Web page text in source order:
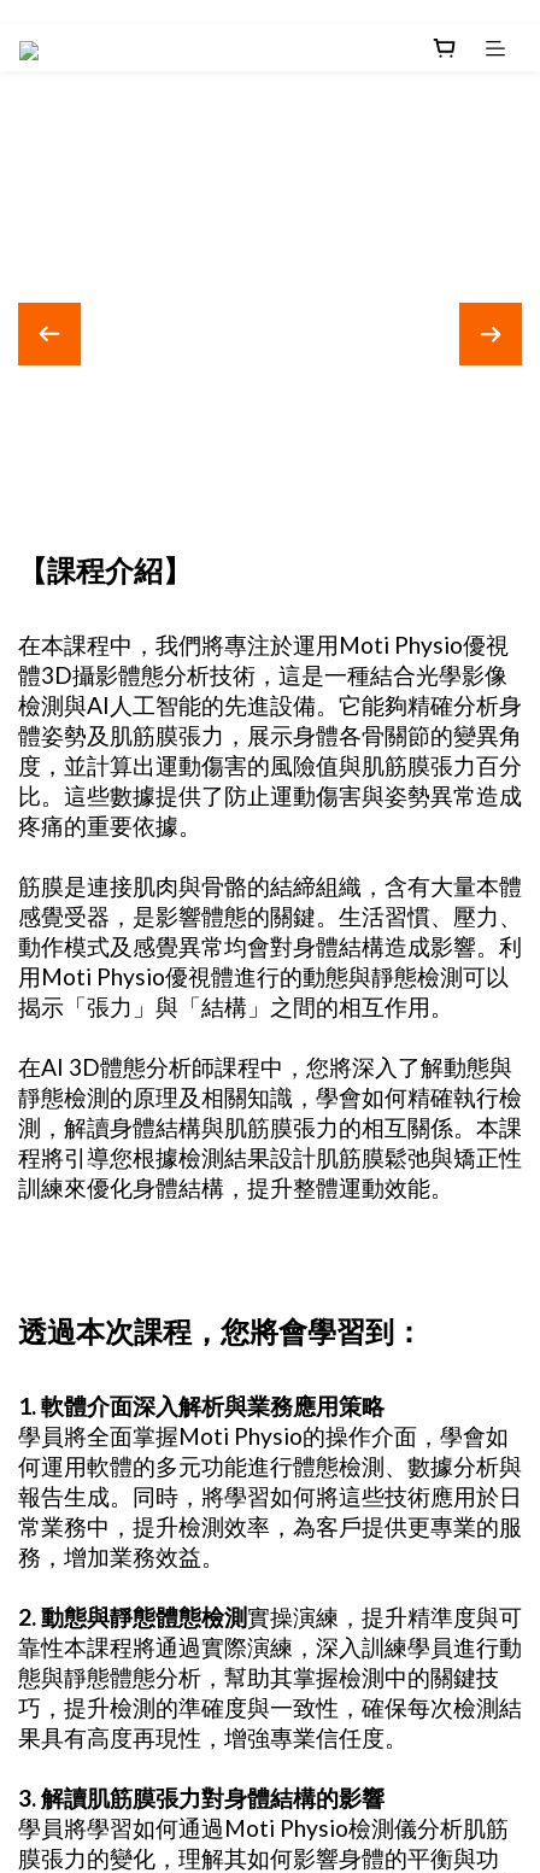
【課程介紹】
在本課程中，我們將專注於運用Moti Physio優視
體3D攝影體態分析技術，這是一種結合光學影像
檢測與AI人工智能的先進設備。它能夠精確分析身
體姿勢及肌筋膜張力，展示身體各骨關節的變異角
度，並計算出運動傷害的風險值與肌筋膜張力百分
比。這些數據提供了防止運動傷害與姿勢異常造成
疼痛的重要依據。
筋膜是連接肌肉與骨骼的結締組織，含有大量本體
感覺受器，是影響體態的關鍵。生活習慣、壓力、
動作模式及感覺異常均會對身體結構造成影響。利
用Moti Physio優視體進行的動態與靜態檢測可以
揭示「張力」與「結構」之間的相互作用。
在AI 3D體態分析師課程中，您將深入了解動態與
靜態檢測的原理及相關知識，學會如何精確執行檢
測，解讀身體結構與肌筋膜張力的相互關係。本課
程將引導您根據檢測結果設計肌筋膜鬆弛與矯正性
訓練來優化身體結構，提升整體運動效能。
透過本次課程，您將會學習到：
1. 軟體介面深入解析與業務應用策略
學員將全面掌握Moti Physio的操作介面，學會如
何運用軟體的多元功能進行體態檢測、數據分析與
報告生成。同時，將學習如何將這些技術應用於日
常業務中，提升檢測效率，為客戶提供更專業的服
務，增加業務效益。
2. 動態與靜態體態檢測實操演練，提升精準度與可
靠性本課程將通過實際演練，深入訓練學員進行動
態與靜態體態分析，幫助其掌握檢測中的關鍵技
巧，提升檢測的準確度與一致性，確保每次檢測結
果具有高度再現性，增強專業信任度。
3. 解讀肌筋膜張力對身體結構的影響
學員將學習如何通過Moti Physio檢測儀分析肌筋
膜張力的變化，理解其如何影響身體的平衡與功